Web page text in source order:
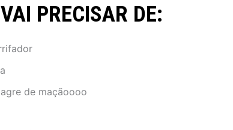
PRECISAR DE:
de maçãoooo